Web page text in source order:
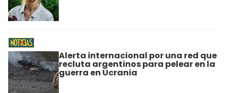
Alerta internacional por una red que
recluta argentinos para pelear en la
guerra en Ucrania